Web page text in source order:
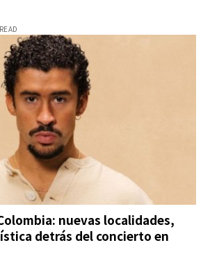
nuevas localidades,
detrás del concierto en